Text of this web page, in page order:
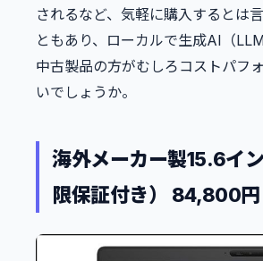
されるなど、気軽に購入するとは
ともあり、ローカルで生成AI（
中古製品の方がむしろコストパフ
いでしょうか。
海外メーカー製15.6イ
限保証付き） 84,800円